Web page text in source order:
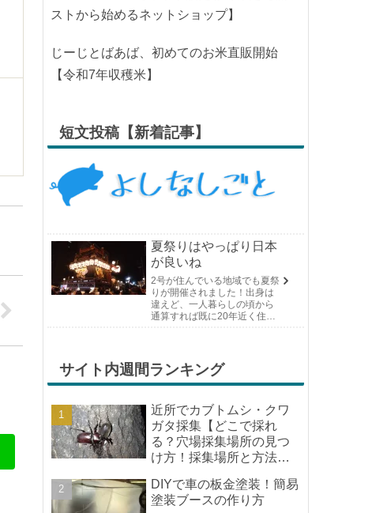
ストから始めるネットショップ】
じーじとばあば、初めてのお米直販開始
【令和7年収穫米】
短文投稿【新着記事】
夏祭りはやっぱり日本
が良いね
2号が住んでいる地域でも夏祭
りが開催されました！出身は
違えど、一人暮らしの頃から
通算すれば既に20年近く住ん
す。そして、それは2号嫁も同
じようで、夏祭りが近いづい...
サイト内週間ランキング
近所でカブトムシ・クワ
ガタ採集【どこで採れ
る？穴場採集場所の見つ
け方！採集場所と方法や
DIYで車の板金塗装！簡易
塗装ブースの作り方